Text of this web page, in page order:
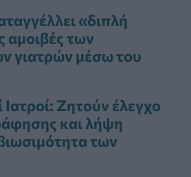
«διπλή
αμοιβές των
γιατρών μέσω του
Ζητούν έλεγχο
και λήψη
των